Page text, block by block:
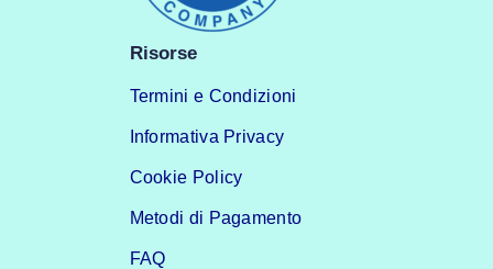
Risorse
Termini e Condizioni
Informativa Privacy
Cookie Policy
Metodi di Pagamento
FAQ